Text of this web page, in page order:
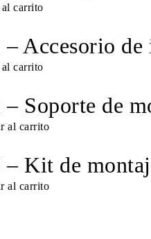
carrito
– Accesorio
carrito
– Soporte de
al carrito
– Kit de
al carrito